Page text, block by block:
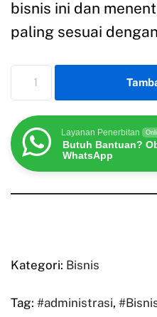
bisnis ini dan
paling sesuai
Layanan Penerbitan
Butuh Bantuan?
WhatsApp
Kategori: Bisnis
Tag: #administrasi,